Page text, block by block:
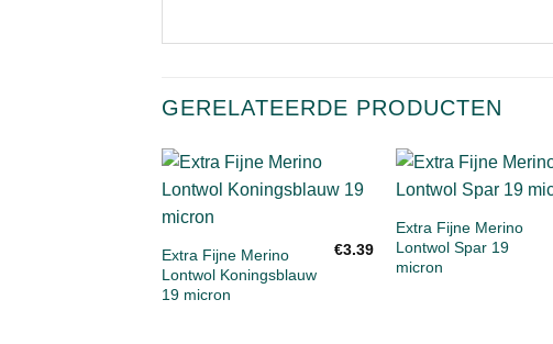
GERELATEERDE PRODUCTEN
Extra Fijne Merino
Lontwol Koningsblauw
19 micron
€3.39
+
Extra Fijne Merino
Lontwol Spar 19
micron